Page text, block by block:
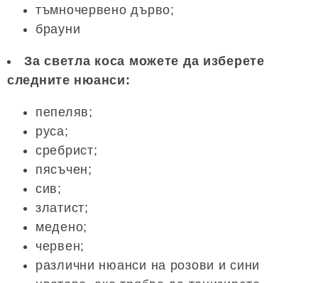
тъмночервено дърво;
брауни
За светла коса можете да изберете
следните нюанси:
пепеляв;
руса;
сребрист;
пясъчен;
сив;
златист;
медено;
червен;
различни нюанси на розови и сини